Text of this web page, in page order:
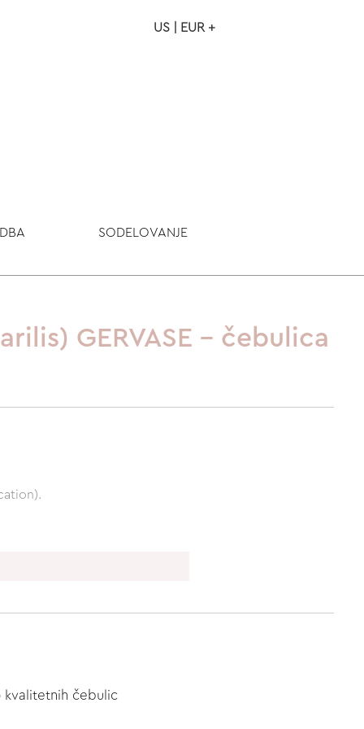
US | EUR +
SODELOVANJE
GERVASE - čebulica
kvalitetnih čebulic